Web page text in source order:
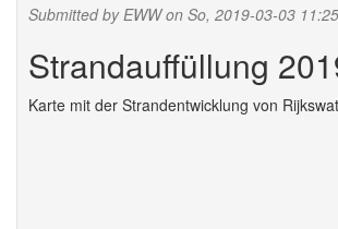
Submitted byEWWon So, 2019-03-03 11:25
Strandauffüllung
Karte mit der Strandentwicklung von